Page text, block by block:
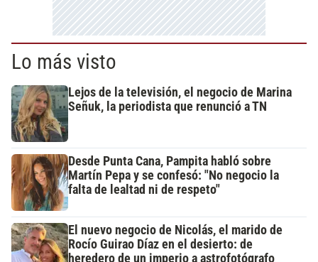
Lo más visto
Lejos de la televisión, el negocio de Marina
Señuk, la periodista que renunció a TN
Desde Punta Cana, Pampita habló sobre
Martín Pepa y se confesó: "No negocio la
falta de lealtad ni de respeto"
El nuevo negocio de Nicolás, el marido de
Rocío Guirao Díaz en el desierto: de
heredero de un imperio a astrofotógrafo